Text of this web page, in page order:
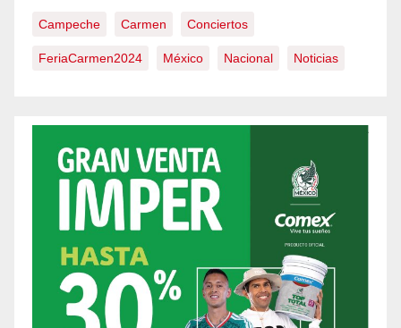
Campeche Carmen Conciertos
FeriaCarmen2024 México Nacional Noticias